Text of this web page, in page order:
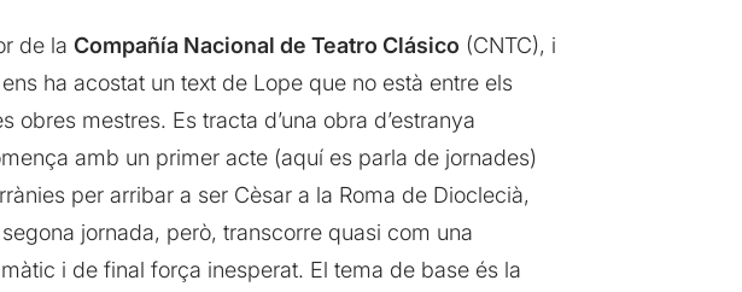
de la Compañía Nacional de Teatro Clásico (CNTC), i
ha acostat un text de Lope que no està entre els
mestres. Es tracta d’una obra d’estranya
amb un primer acte (aquí es parla de jornades)
per arribar a ser Cèsar a la Roma de Dioclecià,
jornada, però, transcorre quasi com una
i de final força inesperat. El tema de base és la